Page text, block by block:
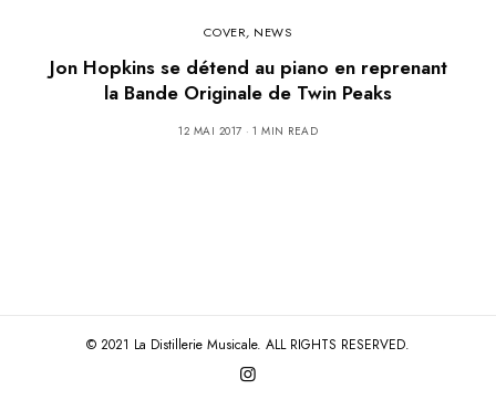
COVER, NEWS
Jon Hopkins se détend au piano en reprenant
la Bande Originale de Twin Peaks
12 MAI 2017 1 MIN READ
© 2021 La Distillerie Musicale. ALL RIGHTS RESERVED.